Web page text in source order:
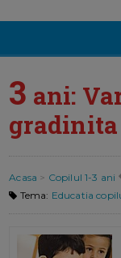
3 ani:
gradinita
Acasa > Copilul 1-3 ani
Tema: Educatia